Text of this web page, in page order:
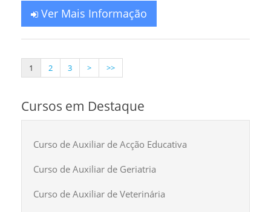
Ver Mais Informação
1 2 3 > >>
Cursos em Destaque
Curso de Auxiliar de Acção Educativa
Curso de Auxiliar de Geriatria
Curso de Auxiliar de Veterinária